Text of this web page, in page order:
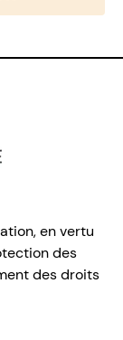
en vertu
des
des droits